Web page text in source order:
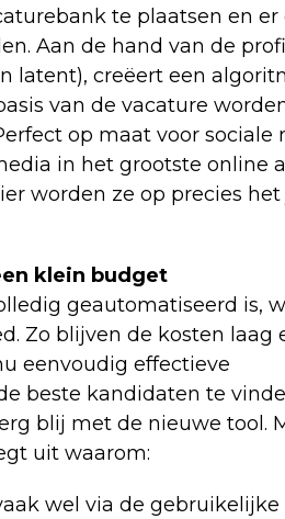
te plaatsen en er
Aan de hand van de
latent), creëert een
van de vacature
op maat voor sociale
in het grootste online
worden ze op precies
klein budget
geautomatiseerd is,
Zo blijven de kosten laag
eenvoudig effectieve
beste kandidaten te
blij met de nieuwe tool.
uit waarom:
wel via de